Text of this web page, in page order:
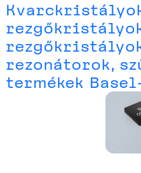
rezonátorok,
termékek